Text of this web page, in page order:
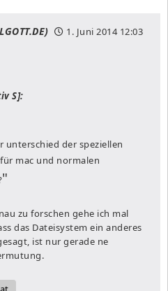
1. Juni 201412:03
S]:
unterschied der speziellen
mac und normalen
zu forschen gehe ich mal
das Dateisystem ein anderes
ist nur gerade ne